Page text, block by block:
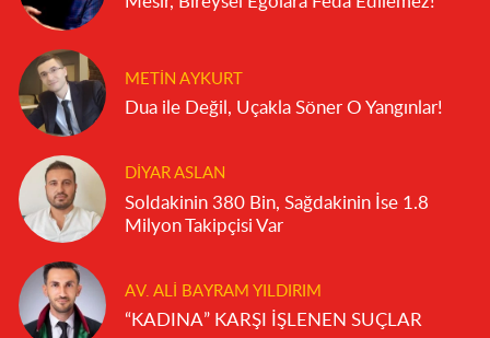
METIN AYKURT
Dua ile Değil, Uçakla Söner O Yangınlar!
DIYAR ASLAN
Soldakinin 380 Bin, Sağdakinin İse 1.8
Milyon Takipçisi Var
AV. ALI BAYRAM YILDIRIM
“KADINA” KARŞI İŞLENEN SUÇLAR